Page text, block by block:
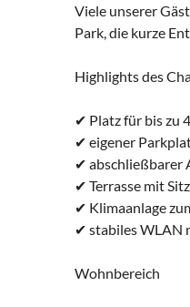
Viele unserer
Park, die kurze
Highlights des
✔ Platz für bis zu
✔ eigener
✔ abschließbarer
✔ Terrasse mit
✔ Klimaanlage
✔ stabiles WLAN
Wohnbereich